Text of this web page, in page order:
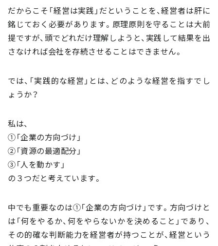
だからこそ「経営は実践」だということを、経営者は肝に
銘じておく必要があります。原理原則を守ることは大前
提ですが、頭でどれだけ理解しようと、実践して結果を出
さなければ会社を存続させることはできません。
では、「実践的な経営」とは、どのような経営を指すでし
ょうか？
私は、
①「企業の方向づけ」
②「資源の最適配分」
③「人を動かす」
の３つだと考えています。
中でも重要なのは①「企業の方向づけ」です。方向づけと
は「何をやるか、何をやらないかを決めること」であり、
その的確な判断能力を経営者が持つことが、経営という